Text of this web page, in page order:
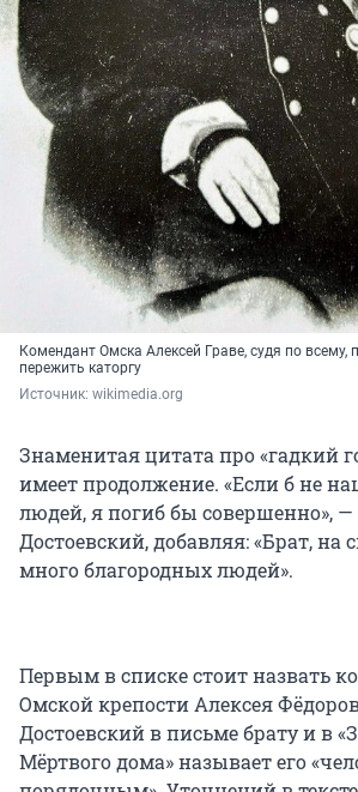
Комендант Омска Алексей Граве, судя по всему,
пережить каторгу
Источник: wikimedia.org
Знаменитая цитата про «гадкий
имеет продолжение. «Если б не
людей, я погиб бы совершенно»,
Достоевский, добавляя: «Брат, на
много благородных людей».
Первым в списке стоит назвать
Омской крепости Алексея
Достоевский в письме брату и в
Мёртвого дома» называет его